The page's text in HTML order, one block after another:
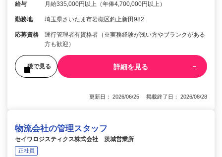
給与 月給335,000円以上（年俸4,700,000円以上）
勤務地 埼玉県さいたま市岩槻区釣上新田982
応募資格
運行管理者有資格者（※実務経験が浅い方やブランクがある
方も歓迎）
後で見る 詳細を見る
更新日： 2026/06/25 掲載終了日： 2026/08/28
物流会社の管理スタッフ
セイワロジスティクス株式会社 茨城営業所
正社員